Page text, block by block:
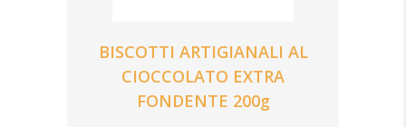
BISCOTTI ARTIGIANALI AL
CIOCCOLATO EXTRA
FONDENTE 200g